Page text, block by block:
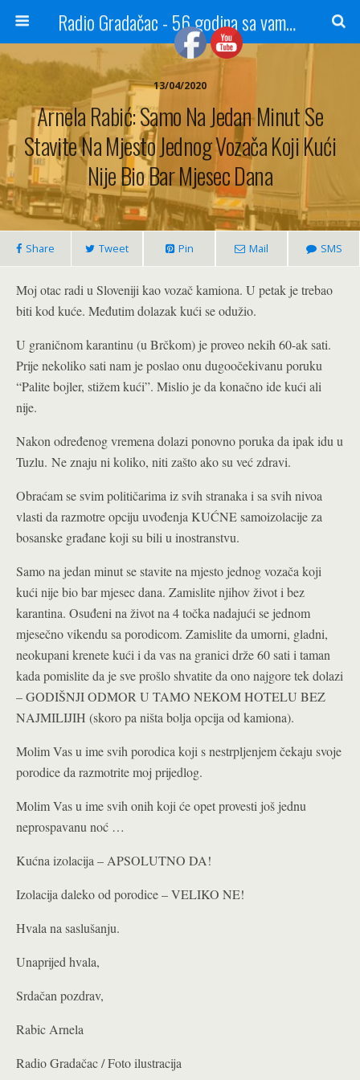
Radio Gradačac - 56 godina sa vama...
13/04/2020
Arnela Rabić: Samo Na Jedan Minut Se
Stavite Na Mjesto Jednog Vozača Koji Kući
Nije Bio Bar Mjesec Dana
Share Tweet Pin Mail SMS
Moj otac radi u Sloveniji kao vozač kamiona. U petak je trebao
biti kod kuće. Međutim dolazak kući se odužio.
U graničnom karantinu (u Brčkom) je proveo nekih 60-ak sati.
Prije nekoliko sati nam je poslao onu dugoočekivanu poruku
“Palite bojler, stižem kući”. Mislio je da konačno ide kući ali
nije.
Nakon određenog vremena dolazi ponovno poruka da ipak idu u
Tuzlu. Ne znaju ni koliko, niti zašto ako su već zdravi.
Obraćam se svim političarima iz svih stranaka i sa svih nivoa
vlasti da razmotre opciju uvođenja KUĆNE samoizolacije za
bosanske građane koji su bili u inostranstvu.
Samo na jedan minut se stavite na mjesto jednog vozača koji
kući nije bio bar mjesec dana. Zamislite njihov život i bez
karantina. Osuđeni na život na 4 točka nadajući se jednom
mjesečno vikendu sa porodicom. Zamislite da umorni, gladni,
neokupani krenete kući i da vas na granici drže 60 sati i taman
kada pomislite da je sve prošlo shvatite da ono najgore tek dolazi
– GODIŠNJI ODMOR U TAMO NEKOM HOTELU BEZ
NAJMILIJIH (skoro pa ništa bolja opcija od kamiona).
Molim Vas u ime svih porodica koji s nestrpljenjem čekaju svoje
porodice da razmotrite moj prijedlog.
Molim Vas u ime svih onih koji će opet provesti još jednu
neprospavanu noć …
Kućna izolacija – APSOLUTNO DA!
Izolacija daleko od porodice – VELIKO NE!
Hvala na saslušanju.
Unaprijed hvala,
Srdačan pozdrav,
Rabic Arnela
Radio Gradačac / Foto ilustracija